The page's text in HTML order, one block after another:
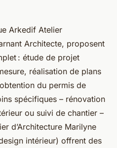
Arkedif Atelier
Architecte, proposent
: étude de projet
réalisation de plans
du permis de
spécifiques – rénovation
ou suivi de chantier –
d’Architecture Marilyne
intérieur) offrent des